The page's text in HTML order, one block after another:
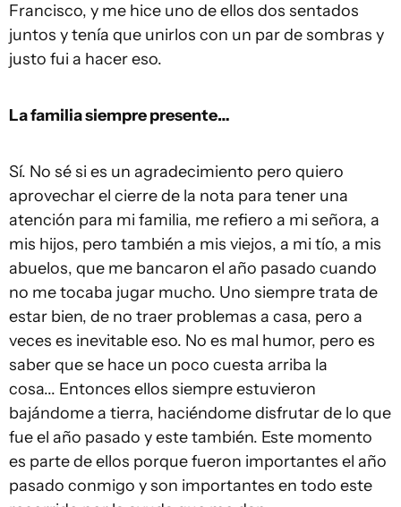
Francisco, y me hice uno de ellos dos sentados
juntos y tenía que unirlos con un par de sombras y
justo fui a hacer eso.
La familia siempre presente…
Sí. No sé si es un agradecimiento pero quiero
aprovechar el cierre de la nota para tener una
atención para mi familia, me refiero a mi señora, a
mis hijos, pero también a mis viejos, a mi tío, a mis
abuelos, que me bancaron el año pasado cuando
no me tocaba jugar mucho. Uno siempre trata de
estar bien, de no traer problemas a casa, pero a
veces es inevitable eso. No es mal humor, pero es
saber que se hace un poco cuesta arriba la
cosa... Entonces ellos siempre estuvieron
bajándome a tierra, haciéndome disfrutar de lo que
fue el año pasado y este también. Este momento
es parte de ellos porque fueron importantes el año
pasado conmigo y son importantes en todo este